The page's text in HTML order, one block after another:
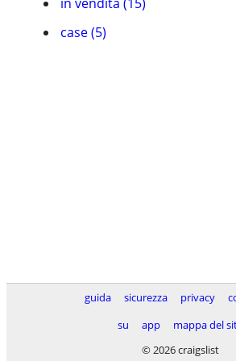
case (5)
guida sicurezza privacy
su
app
mappa del
© 2026 craigslist